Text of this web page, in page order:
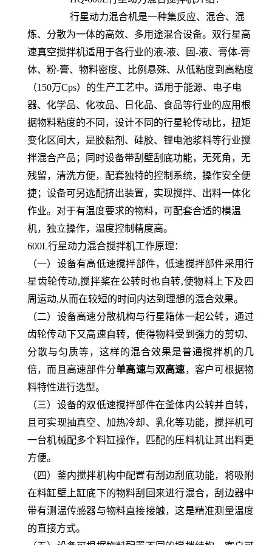
行星动力混合机是一种集反应、混合、混
炼、分散为一体的高效、多用途混合设备。双行星高
速真空搅拌机适用于各行业的液-液、固-液、膏体-膏
体、粉-膏、物料密度、比例悬殊、从低粘度到高粘度
（150万Cps）的生产工艺中。适用于能源、电子电
器、化学品、化妆品、日化品、食品等行业的应用根
据物料粘度的不同，设计不同的行星轮传动比，扭矩
变化区间大，是胶黏剂、硅胶、锂电池浆料等行业搅
拌混合产品；同时设备带刮壁刮底功能，无死角，无
残留，清洗方便，配套独特的控制系统，操作安全便
捷；设备可另选配挤出装置，实现搅拌、出料一体化
作业。对于有温度要求的物料，可配套合适的模温
机，独立操作，温度控制精度高。
600L行星动力混合搅拌机工作原理：
（一） 设备有高低速搅拌部件，低速搅拌部件采用行
星齿轮传动,搅拌桨在公转时也自转,使物料上下及四
周运动,从而在较短的时间内达到理想的混合效果。
（二）设备高速分散机构与行星箱体一起公转，通过
齿轮传动下又高速自转，使得物料受到强力的剪切、
分散与匀质等，这样的混合效果是普通搅拌机的几
倍，而且高速部件分单高速与双高速，客户可根据物
料特性进行选型。
（三）设备的双低速搅拌部件在釜体内公转并自转，
且可实现抽真空、加热冷却、乳化等功能，搅拌机可
一台机械配多个料缸操作，匹配的压料机让其出料更
方便。
（四）釜内搅拌机构中配置有刮边刮底功能，将吸附
在料缸壁上缸底下的物料刮回来进行混合，刮边器中
带有测温传感器与物料直接接触，这是精准测量温度
的直接方式。